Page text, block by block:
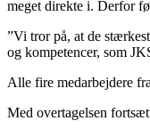
meget direkte i. Derfor
”Vi tror på, at de
og kompetencer, som
Alle fire medarbejdere
Med overtagelsen